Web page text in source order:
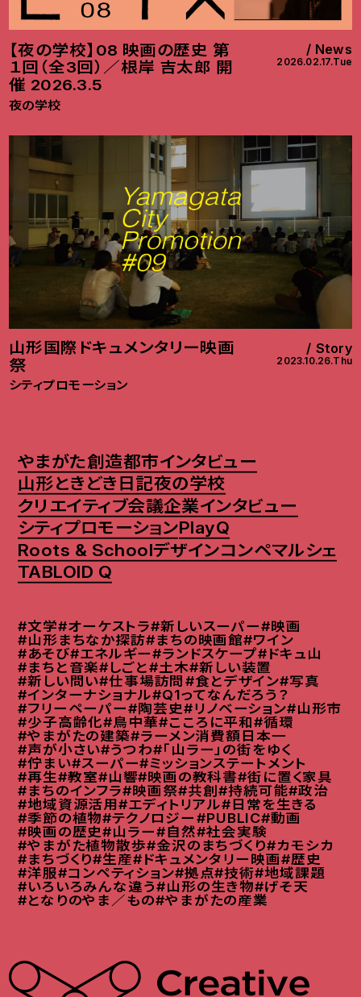
【夜の学校】08 映画の歴史 第
１回（全3回）／根岸 吉太郎 開
催 2026.3.5
夜の学校
News
2026.02.17.Tue
山形国際ドキュメンタリー映画
祭
シティプロモーション
Story
2023.10.26.Thu
やまがた創造都市インタビュー
山形ときどき日記夜の学校
クリエイティブ会議企業インタビュー
シティプロモーションPlayQ
Roots & Schoolデザインコンペマルシェ
TABLOID Q
#文学#オーケストラ#新しいスーパー#映画
#山形まちなか探訪#まちの映画館#ワイン
#あそび#エネルギー#ランドスケープ#ドキュ山
#まちと音楽#しごと#土木#新しい装置
#新しい問い#仕事場訪問 #食とデザイン#写真
#インターナショナル#Q1ってなんだろう？
#フリーペーパー#陶芸史#リノベーション#山形市
#少子高齢化#鳥中華#こころに平和#循環
#やまがたの建築#ラーメン消費額日本一
#声が小さい#うつわ#「山ラー」の街をゆく
#佇まい#スーパー#ミッションステートメント
#再生#教室#山響#映画の教科書#街に置く家具
#まちのインフラ#映画祭#共創 #持続可能#政治
#地域資源活用#エディトリアル#日常を生きる
#季節の植物#テクノロジー #PUBLIC#動画
#映画の歴史#山ラー#自然#社会実験
#やまがた植物散歩#金沢のまちづくり#カモシカ
#まちづくり#生産#ドキュメンタリー映画#歴史
#洋服#コンペティション#拠点#技術#地域課題
#いろいろみんな違う#山形の生き物#げそ天
#となりのやま／もの#やまがたの産業